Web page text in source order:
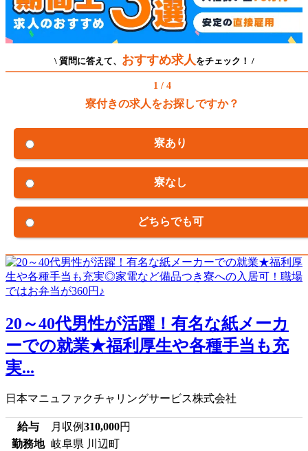
\ 質問に答えて、 おすすめ求人 をチェック！ /
1 / 4
寮付きの求人をお探しですか？
寮あり
寮なし
どちらでも可
20～40代男性が活躍！有名な紙メーカ
ーでの就業★福利厚生や各種手当も充
実...
日本マニュファクチャリングサービス株式会社
給与 月収例310,000円
勤務地 岐阜県 川辺町